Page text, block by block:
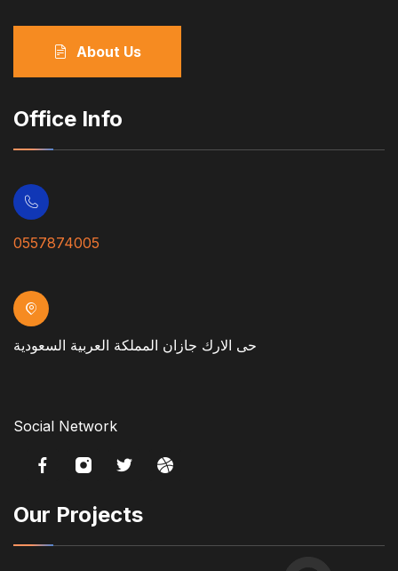
About Us
Office Info
0557874005
حى الارك جازان المملكة العربية السعودية
Social Network
Our Projects